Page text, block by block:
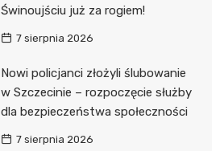
Świnoujściu już za rogiem!
7 sierpnia 2026
Nowi policjanci złożyli ślubowanie
w Szczecinie – rozpoczęcie służby
dla bezpieczeństwa społeczności
7 sierpnia 2026